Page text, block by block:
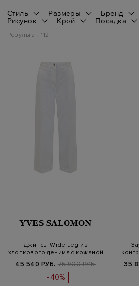
Стиль Размеры Бренд
Рисунок
Крой Посадка
Результат: 112
YVES SALOMON
Джинсы Wide Leg из
хлопкового денима с кожаной
нашивко…
45 540 РУБ. 75 900 РУБ.
-40%
35